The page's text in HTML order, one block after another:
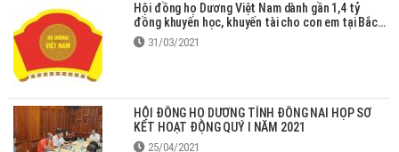
Hội đồng họ Dương Việt Nam dành gần 1,4 tỷ
đồng khuyến học, khuyến tài cho con em tại Bắc
Giang31/03/2021
HỘI ĐỒNG HỌ DƯƠNG TỈNH ĐỒNG NAI HỌP SƠ
KẾT HOẠT ĐỘNG QUÝ I NĂM 2021
25/04/2021